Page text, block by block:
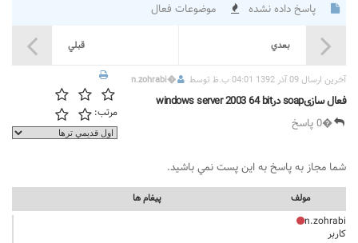
پاسخ داده نشده
موضوعات فعال
قبلي بعدي
آخرين ارسال 09 آذر 1392 04:01 ب.ظ توسط �
n.zohrabi
فعال سازیsoap درwindows server 2003 64 bit
�0 پاسخ
مرتب:
شما مجاز به پاسخ به اين پست نمي باشيد.
مولف پيغام ها
n.zohrabi
کاربر